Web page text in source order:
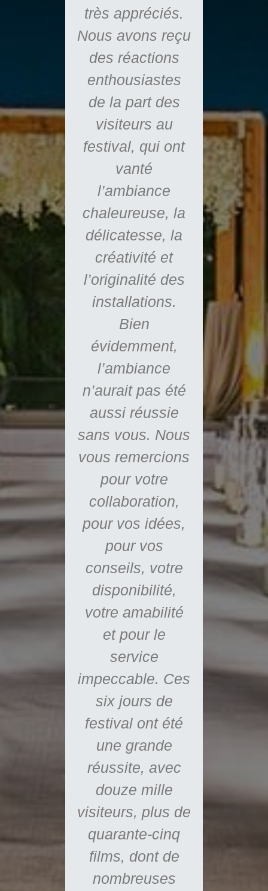
au
et de
une
a
En
que
très appréciés.
Nous avons reçu
des réactions
enthousiastes
de la part des
visiteurs au
festival, qui ont
vanté
l’ambiance
chaleureuse, la
délicatesse, la
créativité et
l’originalité des
installations.
Bien
évidemment,
l’ambiance
n’aurait pas été
aussi réussie
sans vous. Nous
vous remercions
pour votre
collaboration,
pour vos idées,
pour vos
conseils, votre
disponibilité,
votre amabilité
et pour le
service
impeccable. Ces
six jours de
festival ont été
une grande
réussite, avec
douze mille
visiteurs, plus de
quarante-cinq
films, dont de
nombreuses